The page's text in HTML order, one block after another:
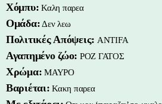
Χόμπυ: Καλη παρεα
Ομάδα: Δεν λεω
Πολιτικές Απόψεις: ANTIFA
Αγαπημένο ζώο: ΡΟΖ ΓΑΤΟΣ
Χρώμα: ΜΑΥΡΟ
Βαριέται: Κακη παρεα